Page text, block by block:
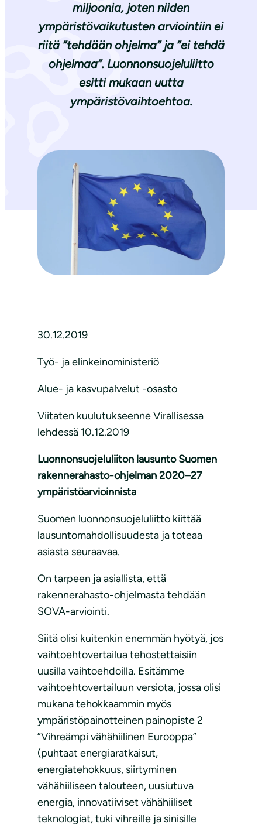
miljoonia, joten niiden
ympäristövaikutusten arviointiin ei
riitä ”tehdään ohjelma” ja ”ei tehdä
ohjelmaa”. Luonnonsuojeluliitto
esitti mukaan uutta
ympäristövaihtoehtoa.
30.12.2019
Työ- ja elinkeinoministeriö
Alue- ja kasvupalvelut -osasto
Viitaten kuulutukseenne Virallisessa
lehdessä 10.12.2019
Luonnonsuojeluliiton lausunto Suomen
rakennerahasto-ohjelman 2020–27
ympäristöarvioinnista
Suomen luonnonsuojeluliitto kiittää
lausuntomahdollisuudesta ja toteaa
asiasta seuraavaa.
On tarpeen ja asiallista, että
rakennerahasto-ohjelmasta tehdään
SOVA-arviointi.
Siitä olisi kuitenkin enemmän hyötyä, jos
vaihtoehtovertailua tehostettaisiin
uusilla vaihtoehdoilla. Esitämme
vaihtoehtovertailuun versiota, jossa olisi
mukana tehokkaammin myös
ympäristöpainotteinen painopiste 2
”Vihreämpi vähähiilinen Eurooppa”
(puhtaat energiaratkaisut,
energiatehokkuus, siirtyminen
vähähiiliseen talouteen, uusiutuva
energia, innovatiiviset vähähiiliset
teknologiat, tuki vihreille ja sinisille